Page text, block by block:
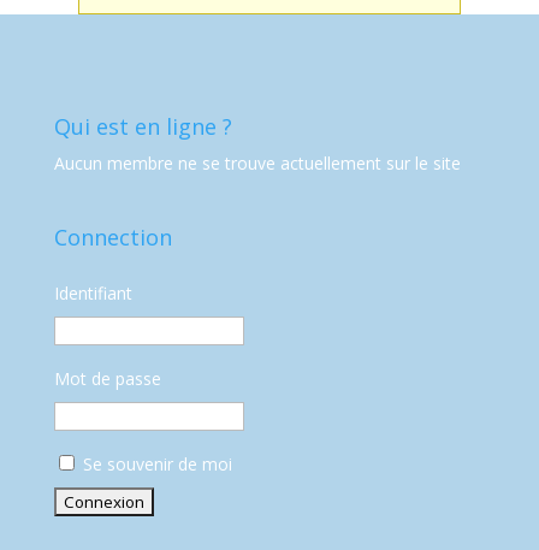
Qui est en ligne ?
Aucun membre ne se trouve actuellement sur le site
Connection
Identifiant
Mot de passe
Se souvenir de moi